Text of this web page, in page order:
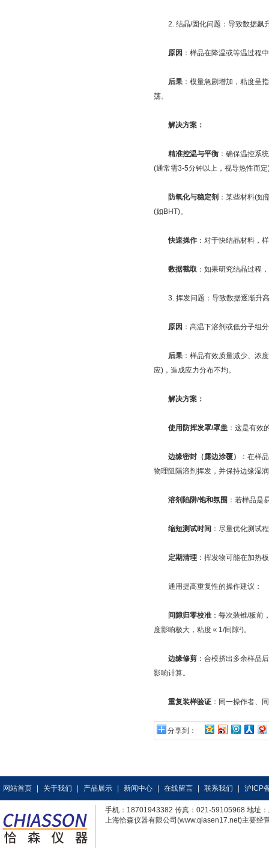
2. 结晶/固化问题：导致数据飙
原因 ：样品在降温或等温过程
后果 ：模量急剧增加，粘度呈
荡。
解决方案：
精准控温与平衡 ：确保温控系
(通常需3-5分钟以上，视导热性而
防氧化与稳定剂 ：某些材料(
(如BHT)。
快速操作 ：对于快结晶材料，
数据截取 ：如果研究结晶过程
3. 挥发问题：导致数据逐渐升
原因 ：高温下溶剂或低分子组
后果 ：样品有效质量减少、浓
应)，造成应力分布不均。
解决方案：
使用防挥发罩/罩盖 ：这是有效
边缘密封（露边涂覆）
：在样
物理阻隔溶剂挥发，并保持边缘湿
溶剂陷阱/饱和氛围 ：若样品是
缩短测试时间 ：尽量优化测试
定期清理 ：挥发物可能在加热
通用提高重复性的操作建议：
间隙归零校准 ：每次装锥/板前
度影响极大，粘度∝1/间隙³)。
边缘修剪 ：合模挤出多余样品
影响计算。
重复装样验证 ：同一操作者、
分享到：
网站首页 关于我们 产品展示 新闻中心 在线留言 联系我们 沪ICP
手机：18701943382 传真：021-59105968 地址
上海恰森仪器有限公司(www.qiasen17.net)主要经